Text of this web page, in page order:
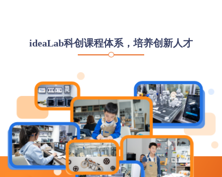
ideaLab科创课程体系，培养创新人才